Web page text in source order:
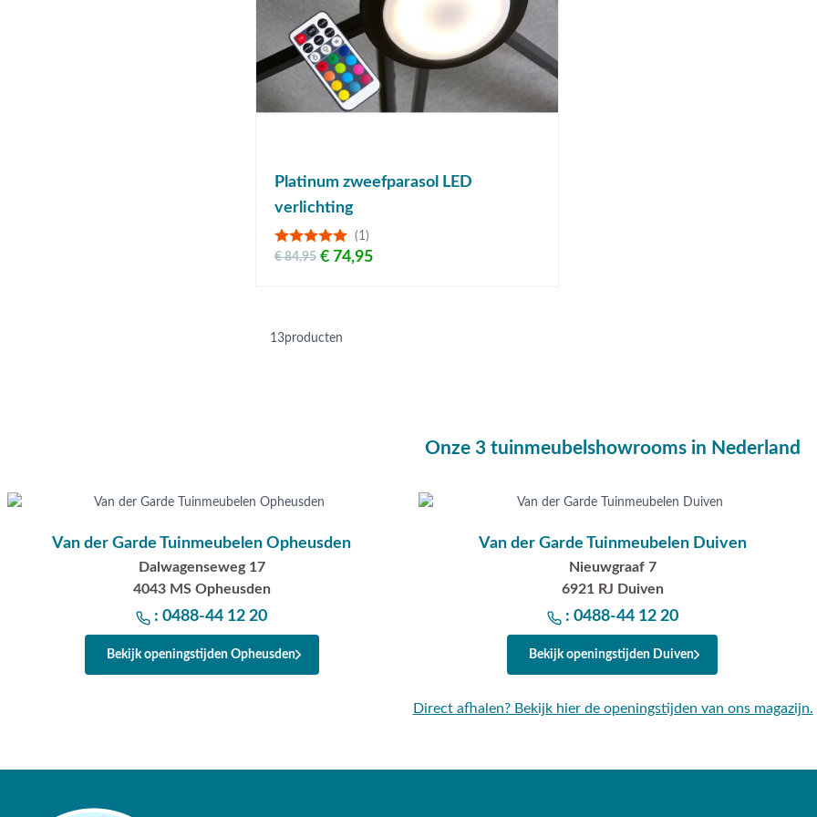
Platinum zweefparasol LED
verlichting
(1)
€ 74,95
€ 84,95
13producten
Onze 3 tuinmeubelshowrooms in Nederland
Van der Garde Tuinmeubelen Opheusden
Dalwagenseweg 17
4043 MS Opheusden
: 0488-44 12 20
Bekijk openingstijden Opheusden
Van der Garde Tuinmeubelen Duiven
Nieuwgraaf 7
6921 RJ Duiven
: 0488-44 12 20
Bekijk openingstijden Duiven
Direct afhalen? Bekijk hier de openingstijden van ons magazijn.